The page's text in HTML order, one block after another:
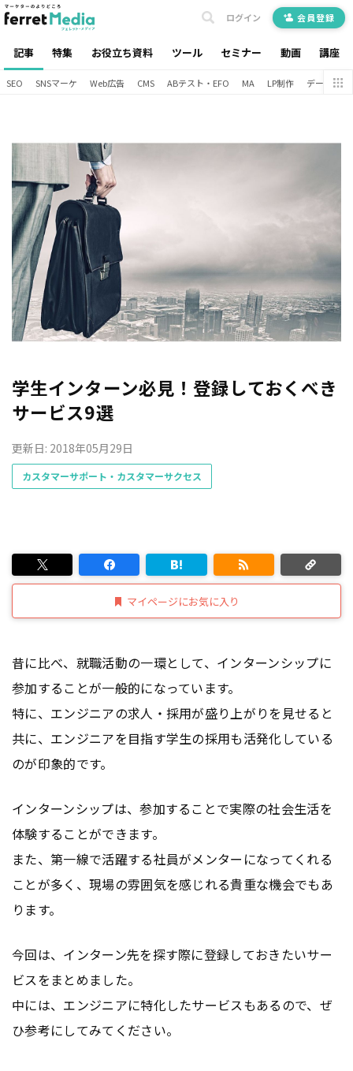
記事 特集 お役立ち資料 ツール セミナー 動画 講座
ログイン 会員登録
SEO SNSマーケ Web広告 CMS ABテスト・EFO MA LP制作 データ分析
学生インターン必見！登録しておくべき
サービス9選
更新日: 2018年05月29日
カスタマーサポート・カスタマーサクセス
マイページにお気に入り
昔に比べ、就職活動の一環として、インターンシップに
参加することが一般的になっています。
特に、エンジニアの求人・採用が盛り上がりを見せると
共に、エンジニアを目指す学生の採用も活発化している
のが印象的です。
インターンシップは、参加することで実際の社会生活を
体験することができます。
また、第一線で活躍する社員がメンターになってくれる
ことが多く、現場の雰囲気を感じれる貴重な機会でもあ
ります。
今回は、インターン先を探す際に登録しておきたいサー
ビスをまとめました。
中には、エンジニアに特化したサービスもあるので、ぜ
ひ参考にしてみてください。